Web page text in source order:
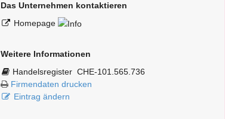
Das Unternehmen kontaktieren
Homepage
Weitere Informationen
Handelsregister CHE-101.565.736
Firmendaten drucken
Eintrag ändern